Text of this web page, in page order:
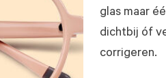
glas maar
dichtbij óf
corrigeren.